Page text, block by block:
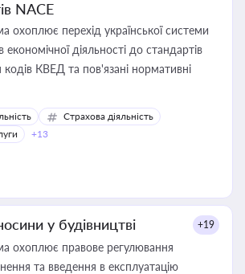
NACE
охоплює перехід української системи
економічної діяльності до стандартів
КВЕД та пов'язані нормативні
Страхова діяльність
+13
у будівництві +19
охоплює правове регулювання
та введення в експлуатацію